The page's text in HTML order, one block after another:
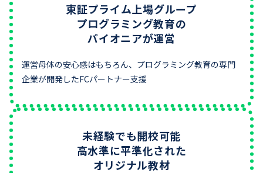
東証プライム上場グループ
プログラミング教育の
パイオニアが運営
運営母体の安心感はもちろん、プログラミング教育の専門
企業が開発したFCパートナー支援
未経験でも開校可能
高水準に平準化された
オリジナル教材